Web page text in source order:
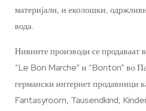
материјали, и еколошки,
вода.
Нивните производи се продаваат
“Le Bon Marche” и “Bonton” во
германски интернет продавници
Fantasyroom, Tausendkind,